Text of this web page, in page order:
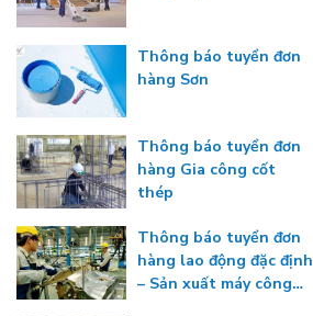
Thông báo tuyển đơn
hàng Sơn
Thông báo tuyển đơn
hàng Gia công cốt
thép
Thông báo tuyển đơn
hàng lao động đặc định
– Sản xuất máy công